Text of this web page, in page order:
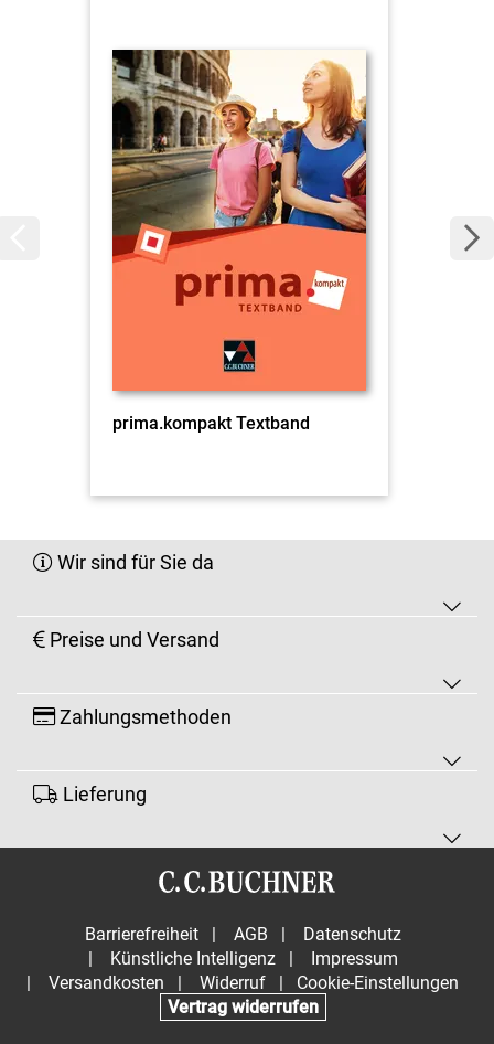
prima.kompakt Textband
Wir sind für Sie da
Preise und Versand
Zahlungsmethoden
Lieferung
Barrierefreiheit | AGB |
Datenschutz
|
Künstliche Intelligenz |
Impressum
|
Versandkosten | Widerruf |
Cookie-Einstellungen
Vertrag widerrufen